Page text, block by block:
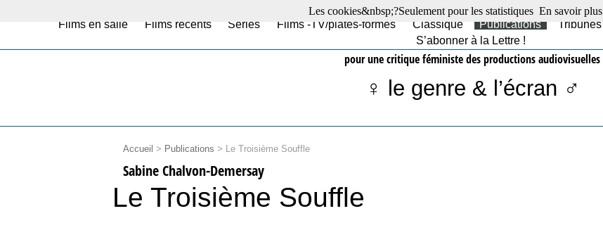
Films en salle Films récents Séries Films -TV/plates-formes Classique Publications Tribunes
S’abonner à la Lettre !
pour une critique féministe des productions audiovisuelles
♀ le genre & l’écran ♂
Accueil > Publications > Le Troisième Souffle
Sabine Chalvon-Demersay
Le Troisième Souffle
Les cookies&nbsp;?Seulement pour les statistiques En savoir plus